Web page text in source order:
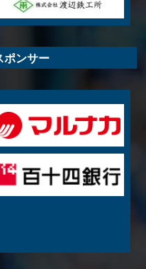
ポンサー